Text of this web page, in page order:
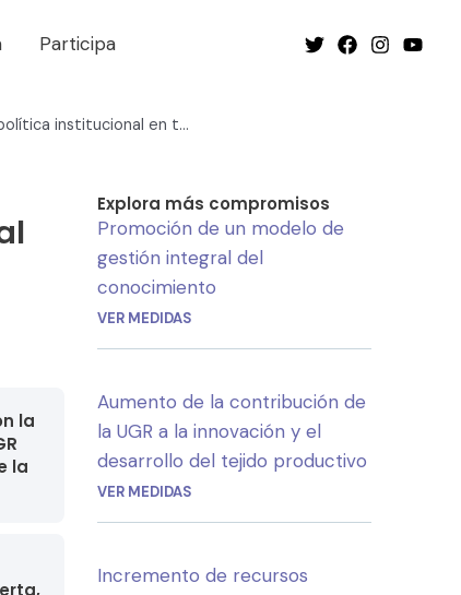
Participa
Redefinición de la política institucional en torno a la innovación y la transferencia
la
la
Explora más compromisos
Promoción de un modelo de
gestión integral del
conocimiento
VER MEDIDAS
Aumento de la contribución de
la UGR a la innovación y el
desarrollo del tejido productivo
VER MEDIDAS
Incremento de recursos